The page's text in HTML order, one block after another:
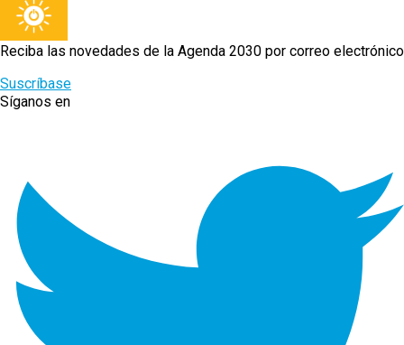
Reciba las novedades de la Agenda 2030 por correo electrónico
Suscríbase
Síganos en